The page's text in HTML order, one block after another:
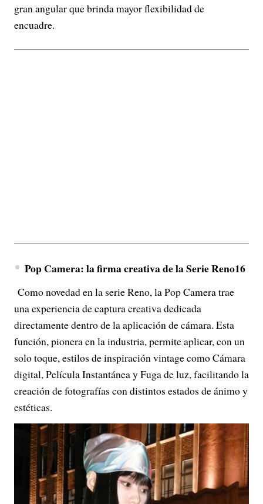
gran angular que brinda mayor flexibilidad de
encuadre.
Pop Camera: la firma creativa de la Serie Reno16
Como novedad en la serie Reno, la Pop Camera trae
una experiencia de captura creativa dedicada
directamente dentro de la aplicación de cámara. Esta
función, pionera en la industria, permite aplicar, con un
solo toque, estilos de inspiración vintage como Cámara
digital, Película Instantánea y Fuga de luz, facilitando la
creación de fotografías con distintos estados de ánimo y
estéticas.